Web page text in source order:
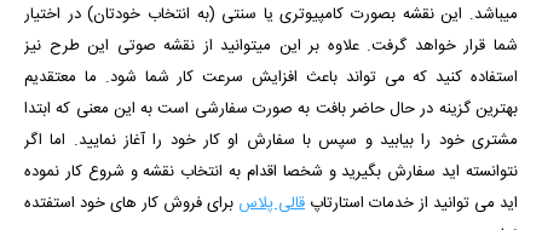
میباشد. این نقشه بصورت کامپیوتری یا سنتی (به انتخاب خودتان) در اختیار
شما قرار خواهد گرفت. علاوه بر این میتوانید از نقشه صوتی این طرح نیز
استفاده کنید که می تواند باعث افزایش سرعت کار شما شود. ما معتقدیم
بهترین گزینه در حال حاضر بافت به صورت سفارشی است به این معنی که ابتدا
مشتری خود را بیابید و سپس با سفارش او کار خود را آغاز نمایید. اما اگر
نتوانسته اید سفارش بگیرید و شخصا اقدام به انتخاب نقشه و شروع کار نموده
اید می توانید از خدمات استارتاپ قالی پلاس برای فروش کار های خود استفتده